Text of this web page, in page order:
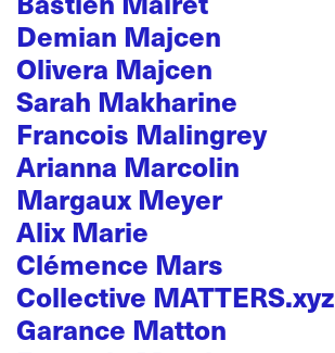
Demian Majcen
Olivera Majcen
Sarah Makharine
Francois Malingrey
Arianna Marcolin
Margaux Meyer
Alix Marie
Clémence Mars
Collective MATTERS.xyz
Garance Matton